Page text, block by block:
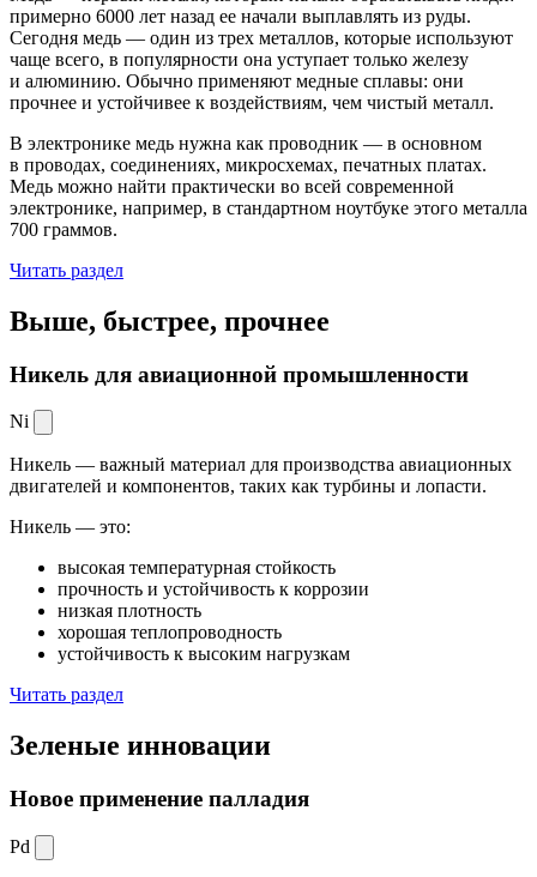
примерно 6000 лет назад ее начали выплавлять из руды.
Сегодня медь — один из трех металлов, которые используют
чаще всего, в популярности она уступает только железу
и алюминию. Обычно применяют медные сплавы: они
прочнее и устойчивее к воздействиям, чем чистый металл.
В электронике медь нужна как проводник — в основном
в проводах, соединениях, микросхемах, печатных платах.
Медь можно найти практически во всей современной
электронике, например, в стандартном ноутбуке этого металла
700 граммов.
Читать раздел
Выше, быстрее, прочнее
Никель для авиационной промышленности
Ni
Никель — важный материал для производства авиационных
двигателей и компонентов, таких как турбины и лопасти.
Никель — это:
высокая температурная стойкость
прочность и устойчивость к коррозии
низкая плотность
хорошая теплопроводность
устойчивость к высоким нагрузкам
Читать раздел
Зеленые инновации
Новое применение палладия
Pd